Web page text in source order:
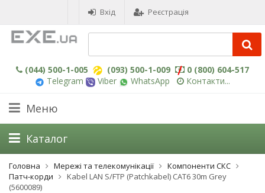
Вхід Реєстрація
(044) 500-1-005 (093) 500-1-009
0 (800) 604-517
Telegram
Viber WhatsApp Контакти...
Меню
Головна Мережі та телекомунікації
Компоненти СКС
Патч-корди
Kabel LAN S/FTP (Patchkabel) CAT6 30m Grey
(5600089)
Каталог